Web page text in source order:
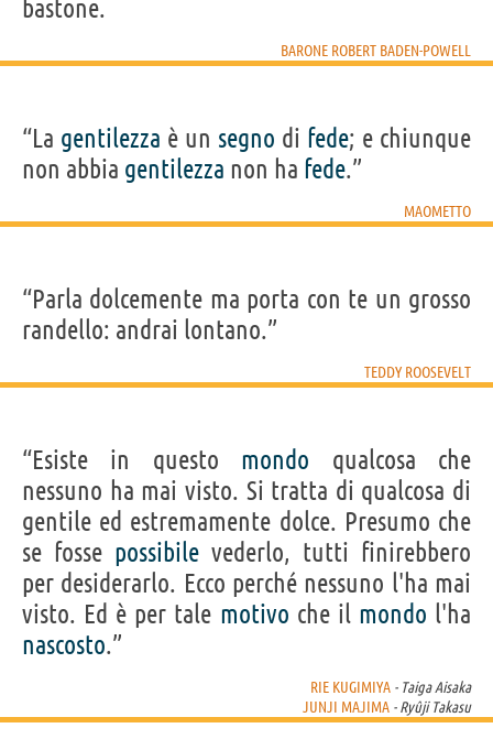
bastone.
BARONE ROBERT BADEN-POWELL
“La gentilezza è un segno di fede; e chiunque
non abbia gentilezza non ha fede.”
MAOMETTO
“Parla dolcemente ma porta con te un grosso
randello: andrai lontano.”
TEDDY ROOSEVELT
“Esiste in questo mondo qualcosa che
nessuno ha mai visto. Si tratta di qualcosa di
gentile ed estremamente dolce. Presumo che
se fosse possibile vederlo, tutti finirebbero
per desiderarlo. Ecco perché nessuno l'ha mai
visto. Ed è per tale motivo che il mondo l'ha
nascosto.”
RIE KUGIMIYA - Taiga Aisaka
JUNJI MAJIMA - Ryûji Takasu